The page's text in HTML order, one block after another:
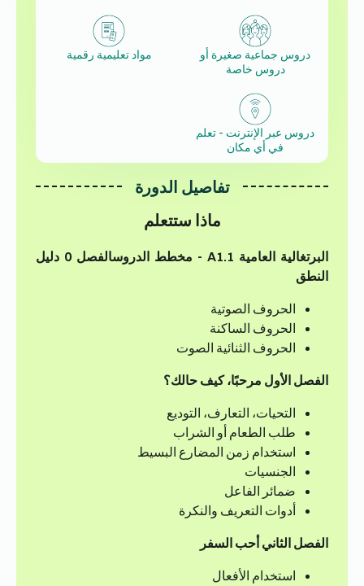
دروس جماعية صغيرة أو
دروس خاصة
مواد تعليمية رقمية
دروس عبر الإنترنت - تعلم
في أي مكان
تفاصيل الدورة
ماذا ستتعلم
البرتغالية العامية A1.1 - مخطط الدروس الفصل 0
دليل
النطق
الحروف الصوتية
الحروف الساكنة
الحروف الثنائية الصوت
الفصل الأول مرحبًا، كيف حالك؟
التحيات، التعارف، التوديع
طلب الطعام أو الشراب
استخدام زمن المضارع البسيط
الجنسيات
ضمائر الفاعل
أدوات التعريف والنكرة
الفصل الثاني أحب السفر
استخدام الأفعال